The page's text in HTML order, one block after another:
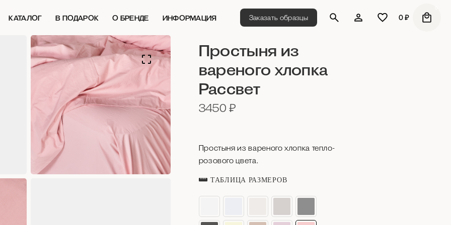
КАТАЛОГ В ПОДАРОК О БРЕНДЕ ИНФОРМАЦИЯ Заказать образцы 0₽
Простыня из
вареного хлопка
Рассвет
3450₽
Простыня из вареного хлопка тепло-
розового цвета.
ТАБЛИЦА РАЗМЕРОВ